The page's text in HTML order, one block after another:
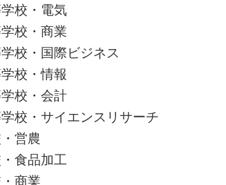
校・電気
校・商業
校・国際ビジネス
校・情報
校・会計
校・サイエンスリサーチ
営農
食品加工
商業